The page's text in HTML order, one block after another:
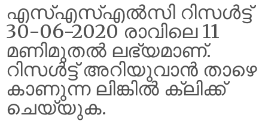
എസ്എസ്എൽസി റിസൾട്ട്‌
30-06-2020 രാവിലെ 11
മണിമുതൽ ലഭ്യമാണ്.
റിസൾട്ട് അറിയുവാൻ താഴെ
കാണുന്ന ലിങ്കിൽ ക്ലിക്ക്
ചെയ്യുക.